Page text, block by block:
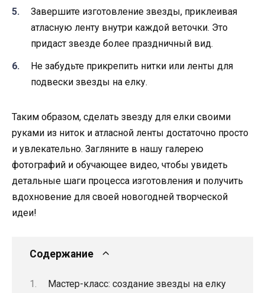
Завершите изготовление звезды, приклеивая
атласную ленту внутри каждой веточки. Это
придаст звезде более праздничный вид.
Не забудьте прикрепить нитки или ленты для
подвески звезды на елку.
Таким образом, сделать звезду для елки своими
руками из ниток и атласной ленты достаточно просто
и увлекательно. Загляните в нашу галерею
фотографий и обучающее видео, чтобы увидеть
детальные шаги процесса изготовления и получить
вдохновение для своей новогодней творческой
идеи!
Содержание
Мастер-класс: создание звезды на елку